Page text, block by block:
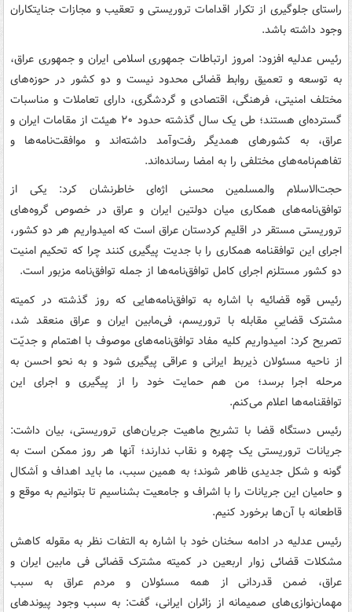
راستای جلوگیری از تکرار اقدامات تروریستی و تعقیب و مجازات جنایتکاران
وجود داشته باشد.
رئیس عدلیه افزود: امروز ارتباطات جمهوری اسلامی ایران و جمهوری عراق،
به توسعه و تعمیق روابط قضائی محدود نیست و دو کشور در حوزه‌های
مختلف امنیتی، فرهنگی، اقتصادی و گردشگری، دارای تعاملات و مناسبات
گسترده‌ای هستند؛ طی یک سال گذشته حدود ۲۰ هیئت از مقامات ایران و
عراق، به کشورهای همدیگر رفت‌وآمد داشته‌اند و موافقت‌نامه‌ها و
تفاهم‌نامه‌های مختلفی را به امضا رسانده‌اند.
حجت‌الاسلام والمسلمین محسنی اژه‌ای خاطرنشان کرد: یکی از
توافق‌نامه‌های همکاری میان دولتین ایران و عراق در خصوص گروه‌های
تروریستی مستقر در اقلیم کردستان عراق است که امیدواریم هر دو کشور،
اجرای این توافقنامه همکاری را با جدیت پیگیری کنند چرا که تحکیم امنیت
دو کشور مستلزم اجرای کامل توافق‌نامه‌ها از جمله توافق‌نامه مزبور است.
رئیس قوه قضائیه با اشاره به توافق‌نامه‌هایی که روز گذشته در کمیته
مشترک قضاییِ مقابله با تروریسم، فی‌مابین ایران و عراق منعقد شد،
تصریح کرد: امیدواریم کلیه مفاد توافق‌نامه‌های موصوف با اهتمام و جدیّت
از ناحیه مسئولان ذیربط ایرانی و عراقی پیگیری شود و به نحو احسن به
مرحله اجرا برسد؛ من هم حمایت خود را از پیگیری و اجرای این
توافقنامه‌ها اعلام می‌کنم.
رئیس دستگاه قضا با تشریح ماهیت جریان‌های تروریستی، بیان داشت:
جریانات تروریستی یک چهره و نقاب ندارند؛ آنها هر روز ممکن است به
گونه و شکل جدیدی ظاهر شوند؛ به همین سبب، ما باید اهداف و اَشکال
و حامیان این جریانات را با اشراف و جامعیت بشناسیم تا بتوانیم به موقع و
قاطعانه با آن‌ها برخورد کنیم.
رئیس عدلیه در ادامه سخنان خود با اشاره به التفات نظر به مقوله کاهش
مشکلات قضائی زوار اربعین در کمیته مشترک قضائی فی مابین ایران و
عراق، ضمن قدردانی از همه مسئولان و مردم عراق به سبب
مهمان‌نوازی‌های صمیمانه از زائران ایرانی، گفت: به سبب وجود پیوندهای